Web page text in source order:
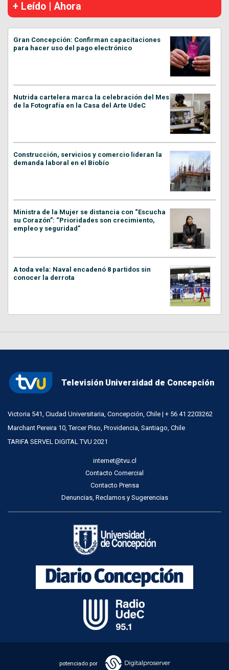
+ Leído | Ahora
Gran Concepción: Confirman capacitaciones
para hacer uso del pago electrónico
Nutrida cartelera marca la celebración del Mes
de la Fotografía en la Casa del Arte UdeC
Construcción, servicios y comercio lideran la
demanda laboral en el Biobío
Ministra de la Mujer se distancia con “Escucha
su Corazón”: “Prioridades son crecimiento,
empleo y seguridad”
A toda vela: Naval encadenó 8 partidos sin
conocer la derrota
Televisión Universidad de Concepción
Victoria 541, Ciudad Universitaria, Concepción, Chile | + 56 41 2203262
Marchant Pereira 10, Tercer Piso, Providencia, Santiago, Chile
TARIFA SERVEL DIGITAL TVU 2021
internet@tvu.cl
Contacto Comercial
Contacto Prensa
Denuncias, Reclamos y Sugerencias
potenciado por